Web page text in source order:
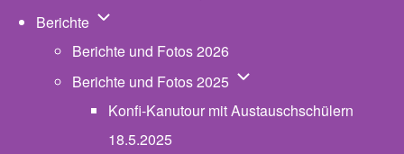
Berichte Unternavigation von Berichte
Berichte und Fotos 2026
Berichte und Fotos 2025 Unternavigation von
Konfi-Kanutour mit Austauschschülern
18.5.2025